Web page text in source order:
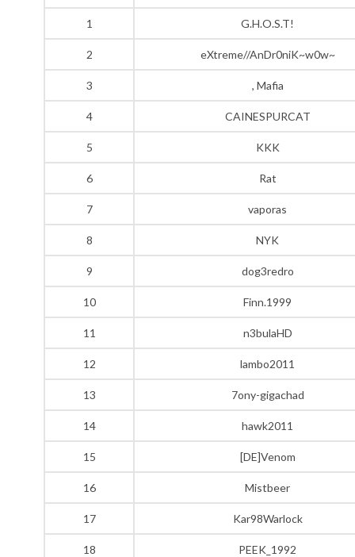
1 G.H.O.S.T!
2 eXtreme//AnDr0niK~w0w~
3 , Mafia
4 CAINESPURCAT
5 KKK
6 Rat
7 vaporas
8 NYK
9 dog3redro
10 Finn.1999
11 n3bulaHD
12 lambo2011
13 7ony-gigachad
14 hawk2011
15 [DE]Venom
16 Mistbeer
17 Kar98Warlock
18 PEEK_1992